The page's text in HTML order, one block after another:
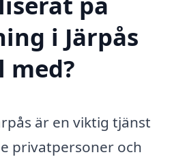
i Järpås
är en viktig tjänst
privatpersoner och